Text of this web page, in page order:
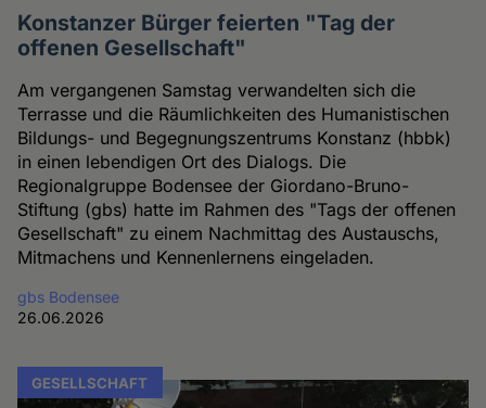
Konstanzer Bürger feierten "Tag der
offenen Gesellschaft"
Am vergangenen Samstag verwandelten sich die
Terrasse und die Räumlichkeiten des Humanistischen
Bildungs- und Begegnungszentrums Konstanz (hbbk)
in einen lebendigen Ort des Dialogs. Die
Regionalgruppe Bodensee der Giordano-Bruno-
Stiftung (gbs) hatte im Rahmen des "Tags der offenen
Gesellschaft" zu einem Nachmittag des Austauschs,
Mitmachens und Kennenlernens eingeladen.
gbs Bodensee
26.06.2026
GESELLSCHAFT